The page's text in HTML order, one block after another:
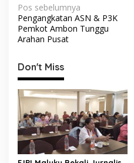
N
a
v
i
g
a
s
i
p
o
Pos sebelumnya
Pengangkatan ASN & P3K
Pemkot Ambon Tunggu
Arahan Pusat
Don't Miss